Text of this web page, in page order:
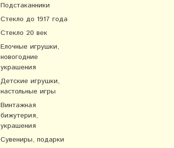
Подстаканники
Стекло до 1917 года
Стекло 20 век
Елочные игрушки,
новогодние
украшения
Детские игрушки,
настольные игры
Винтажная
бижутерия,
украшения
Сувениры, подарки